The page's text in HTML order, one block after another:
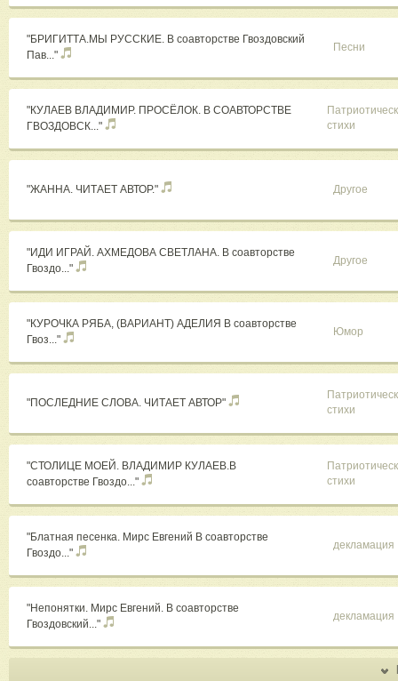
"БРИГИТТА.МЫ РУССКИЕ. В соавторстве Гвоздовский
Пав..."
Песни
"КУЛАЕВ ВЛАДИМИР. ПРОСЁЛОК. В СОАВТОРСТВЕ
ГВОЗДОВСК..."
стихи
"ЖАННА. ЧИТАЕТ АВТОР." Другое
"ИДИ ИГРАЙ. АХМЕДОВА СВЕТЛАНА. В соавторстве
Гвоздо..."
Другое
"КУРОЧКА РЯБА, (ВАРИАНТ) АДЕЛИЯ В соавторстве
Гвоз..."
Юмор
"ПОСЛЕДНИЕ СЛОВА. ЧИТАЕТ АВТОР"
стихи
"СТОЛИЦЕ МОЕЙ. ВЛАДИМИР КУЛАЕВ.В
соавторстве Гвоздо..."
стихи
"Блатная песенка. Мирс Евгений В соавторстве
Гвоздо..."
декламация
"Непонятки. Мирс Евгений. В соавторстве
Гвоздовский..."
декламация